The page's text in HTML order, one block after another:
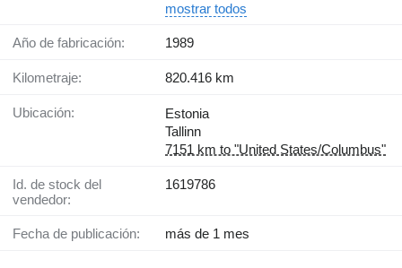
mostrar todos
Año de fabricación: 1989
Kilometraje: 820.416 km
Ubicación:
Estonia
Tallinn
7151 km to "United States/Columbus"
Id. de stock del
vendedor:
1619786
Fecha de publicación: más de 1 mes